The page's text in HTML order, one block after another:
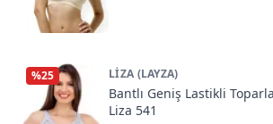
%25 LIZA (LAYZA)
Bantlı Geniş Lastikli
Liza 541